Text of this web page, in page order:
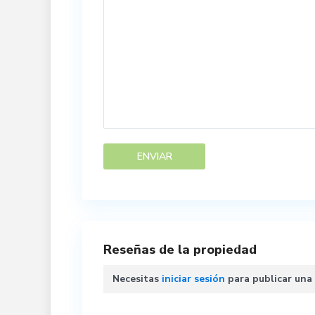
Reseñas de la propiedad
Necesitas iniciar sesión para publicar